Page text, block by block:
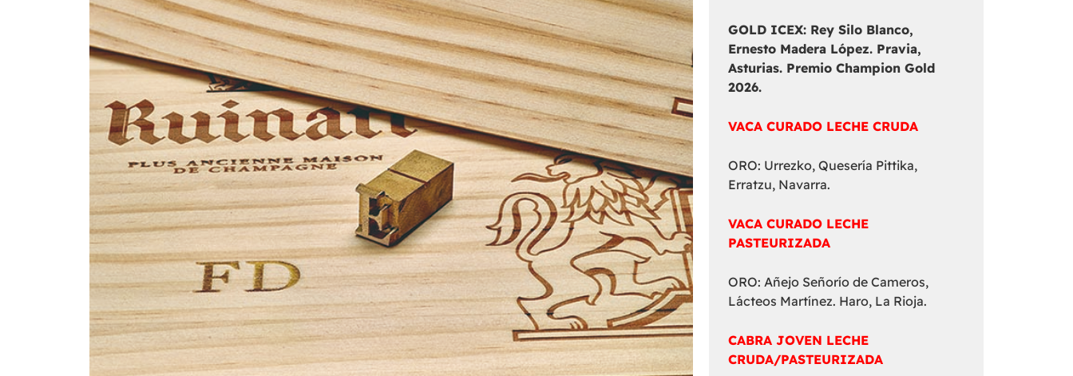
GOLD ICEX: Rey Silo Blanco,
Ernesto Madera López. Pravia,
Asturias. Premio Champion Gold
2026.
VACA CURADO LECHE CRUDA
ORO: Urrezko, Quesería Pittika,
Erratzu, Navarra.
VACA CURADO LECHE
PASTEURIZADA
ORO: Añejo Señorío de Cameros,
Lácteos Martínez. Haro, La Rioja.
CABRA JOVEN LECHE
CRUDA/PASTEURIZADA